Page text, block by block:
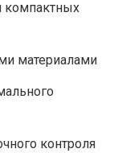
компактных
материалами
контроля